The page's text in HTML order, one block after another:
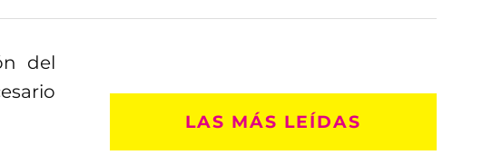
del
LAS MÁS LEÍDAS